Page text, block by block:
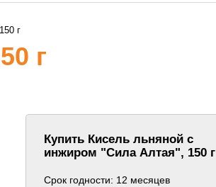
г
г
Купить Кисель льняной с
инжиром "Сила Алтая", 150 г
Срок годности: 12 месяцев